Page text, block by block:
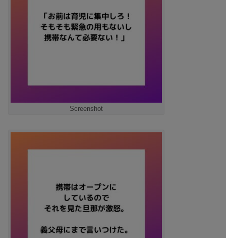
Screenshot